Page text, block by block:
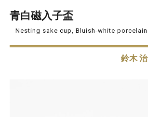
青白磁入子盃
Nesting sake cup, Bluish-white porcelain
鈴木 治